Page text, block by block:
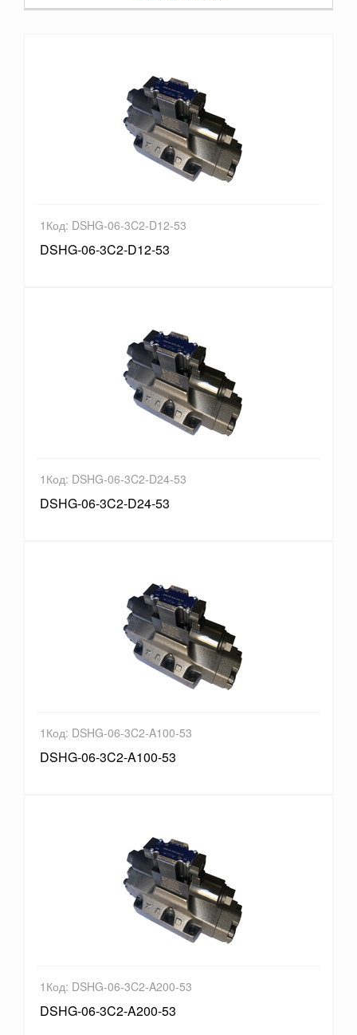
1Код: DSHG-06-3C2-D12-53
DSHG-06-3C2-D12-53
1Код: DSHG-06-3C2-D24-53
DSHG-06-3C2-D24-53
1Код: DSHG-06-3C2-A100-53
DSHG-06-3C2-A100-53
1Код: DSHG-06-3C2-A200-53
DSHG-06-3C2-A200-53